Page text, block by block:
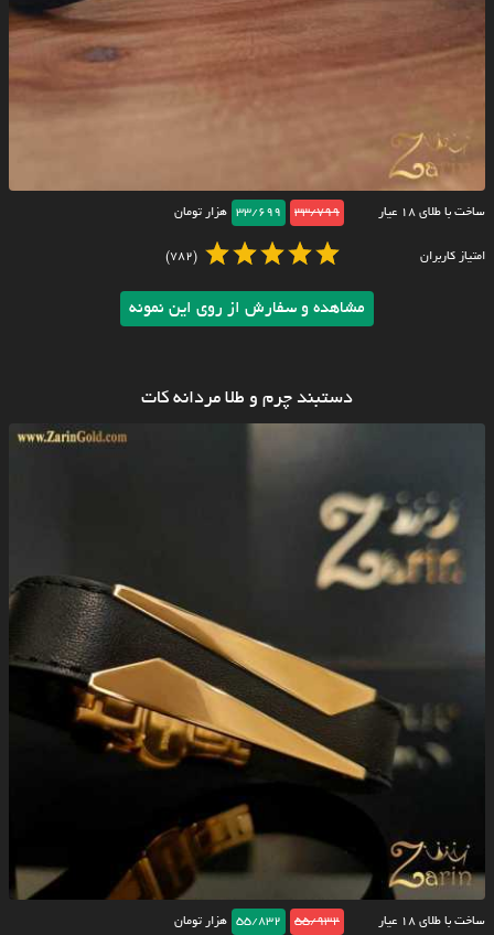
ساخت با طلای ۱۸ عیار 33/799
33/699 هزار تومان
امتیاز کاربران (782)
مشاهده و سفارش از روی این نمونه
دستبند چرم و طلا مردانه کات
ساخت با طلای ۱۸ عیار 55/932
55/832 هزار تومان